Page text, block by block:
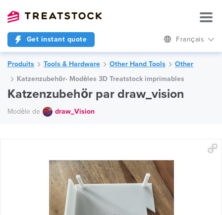
Get instant quote Français
Produits Tools & Hardware Other Hand Tools
Other
Katzenzubehör- Modèles 3D Treatstock imprimables
Katzenzubehör par draw_vision
Modèle de draw_Vision